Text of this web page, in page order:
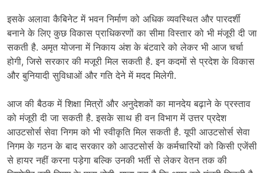
इसके अलावा कैबिनेट में भवन निर्माण को अधिक व्यवस्थित और पारदर्शी
बनाने के लिए कुछ विकास प्राधिकरणों का सीमा विस्तार को भी मंजूरी दी जा
सकती है. अमृत योजना में निकाय अंश के बंटवारे को लेकर भी आज चर्चा
होगी, जिसे सरकार की मजूरी मिल सकती है. इन कदमों से प्रदेश के विकास
और बुनियादी सुविधाओं और गति देने में मदद मिलेगी.
आज की बैठक में शिक्षा मित्रों और अनुदेशकों का मानदेय बढ़ाने के प्रस्ताव
को मंजूरी दी जा सकती है. इसके साथ ही वन विभाग में उत्तर प्रदेश
आउटसोर्स सेवा निगम को भी स्वीकृति मिल सकती है. यूपी आउटसोर्स सेवा
निगम के गठन के बाद सरकार को आउटसोर्स के कर्मचारियों को किसी एजेंसी
से हायर नहीं करना पड़ेगा बल्कि उनकी भर्ती से लेकर वेतन तक की